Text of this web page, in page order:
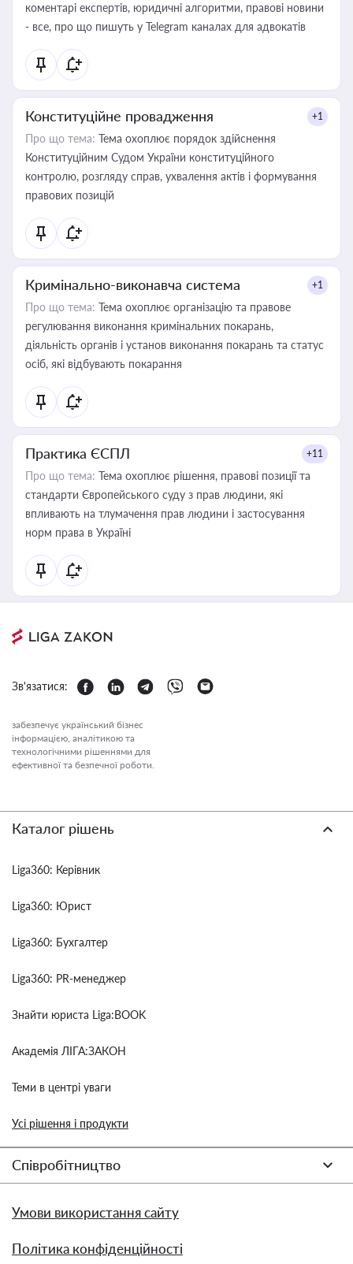
коментарі експертів, юридичні алгоритми, правові новини
- все, про що пишуть у Telegram каналах для адвокатів
Конституційне провадження +1
Про що тема: Тема охоплює порядок здійснення
Конституційним Судом України конституційного
контролю, розгляду справ, ухвалення актів і формування
правових позицій
Кримінально-виконавча система +1
Про що тема: Тема охоплює організацію та правове
регулювання виконання кримінальних покарань,
діяльність органів і установ виконання покарань та статус
осіб, які відбувають покарання
Практика ЄСПЛ +11
Про що тема: Тема охоплює рішення, правові позиції та
стандарти Європейського суду з прав людини, які
впливають на тлумачення прав людини і застосування
норм права в Україні
Зв'язатися:
забезпечує український бізнес
інформацією, аналітикою та
технологічними рішеннями для
ефективної та безпечної роботи.
Каталог рішень
Liga360: Керівник
Liga360: Юрист
Liga360: Бухгалтер
Liga360: PR-менеджер
Знайти юриста Liga:BOOK
Академія ЛІГА:ЗАКОН
Теми в центрі уваги
Усі рішення і продукти
Співробітництво
Умови використання сайту
Політика конфіденційності